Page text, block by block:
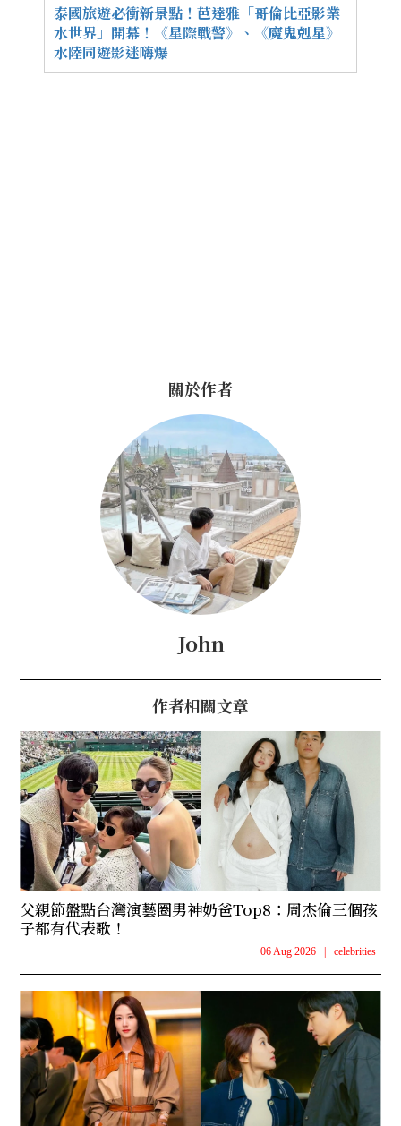
泰國旅遊必衝新景點！芭達雅「哥倫比亞影業
水世界」開幕！《星際戰警》、《魔鬼剋星》
水陸同遊影迷嗨爆
關於作者
John
作者相關文章
父親節盤點台灣演藝圈男神奶爸Top8：周杰倫三個孩
子都有代表歌！
06 Aug 2026 celebrities